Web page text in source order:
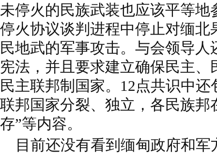
未停火的民族武装也应该平等地
停火协议谈判进程中停止对缅北
民地武的军事攻击。与会领导人
宪法，并且要求建立确保民主
民主联邦制国家。12点共识中
联邦国家分裂、独立，各民族邦
存”等内容。
目前还没有看到缅甸政府和军